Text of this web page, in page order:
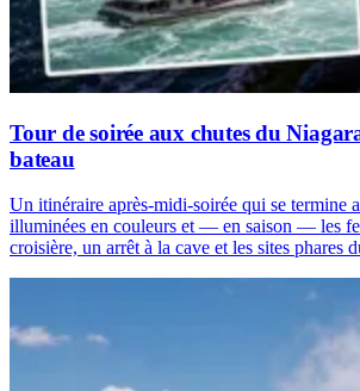
Tour de soirée aux chutes du
bateau
Un itinéraire après-midi-soirée qui se termine
illuminées en couleurs et — en saison — les
croisière, un arrêt à la cave et les sites phares